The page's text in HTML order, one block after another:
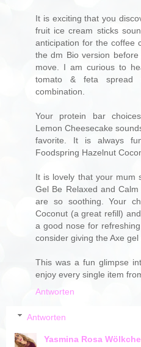
It is exciting that you
fruit ice cream sticks
anticipation for the coffee
the dm Bio version
move. I am curious to
tomato & feta spread
combination.
Your protein bar
Lemon Cheesecake
favorite. It is always
Foodspring Hazelnut
It is lovely that your mum
Gel Be Relaxed and
are so soothing. Your
Coconut (a great refill)
a good nose for
consider giving the Axe gel
This was a fun glimpse
enjoy every single item
Antworten
Antworten
Yasmina Rosa